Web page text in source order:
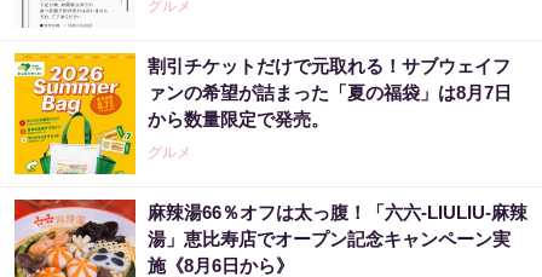
グルメ
割引チケットだけで元取れる！サブウェイフ
ァンの希望が詰まった「夏の福袋」は8月7日
から数量限定で発売。
グルメ
麻辣湯66％オフは太っ腹！「六六-LIULIU-麻辣
湯」恵比寿店でオープン記念キャンペーン実
施《8月6日から》